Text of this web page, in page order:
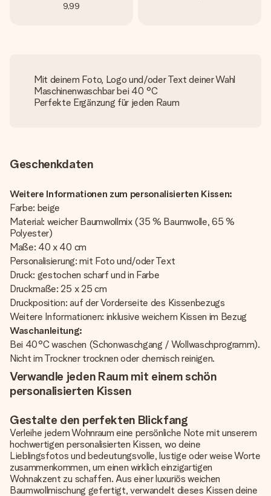
9,99
Mit deinem Foto, Logo und/oder Text deiner Wahl
Maschinenwaschbar bei 40 °C
Perfekte Ergänzung für jeden Raum
Geschenkdaten
Weitere Informationen zum personalisierten Kissen:
Farbe: beige
Material: weicher Baumwollmix (35 % Baumwolle, 65 %
Polyester)
Maße: 40 x 40 cm
Personalisierung: mit Foto und/oder Text
Druck: gestochen scharf und in Farbe
Druckmaße: 25 x 25 cm
Druckposition: auf der Vorderseite des Kissenbezugs
Weitere Informationen: inklusive weichem Kissen im Bezug
Waschanleitung:
Bei 40°C waschen (Schonwaschgang / Wollwaschprogramm).
Nicht im Trockner trocknen oder chemisch reinigen.
Verwandle jeden Raum mit einem schön
personalisierten Kissen
Gestalte den perfekten Blickfang
Verleihe jedem Wohnraum eine persönliche Note mit unserem
hochwertigen personalisierten Kissen, wo deine
Lieblingsfotos und bedeutungsvolle, lustige oder weise Worte
zusammenkommen, um einen wirklich einzigartigen
Wohnakzent zu schaffen. Aus einer luxuriös weichen
Baumwollmischung gefertigt, verwandelt dieses Kissen deine